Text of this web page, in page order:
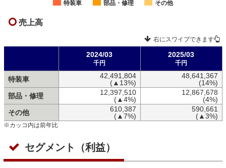
特装車 部品・修理 その他
売上高
右にスワイプできます
2024/03
千円
2025/03
千円
特装車
42,491,804
(▲13%)
48,641,367
(14%)
部品・修理
12,397,510
(▲4%)
12,867,678
(4%)
その他
610,387
(▲7%)
590,661
(▲3%)
※カッコ内は前年比
セグメント（利益）